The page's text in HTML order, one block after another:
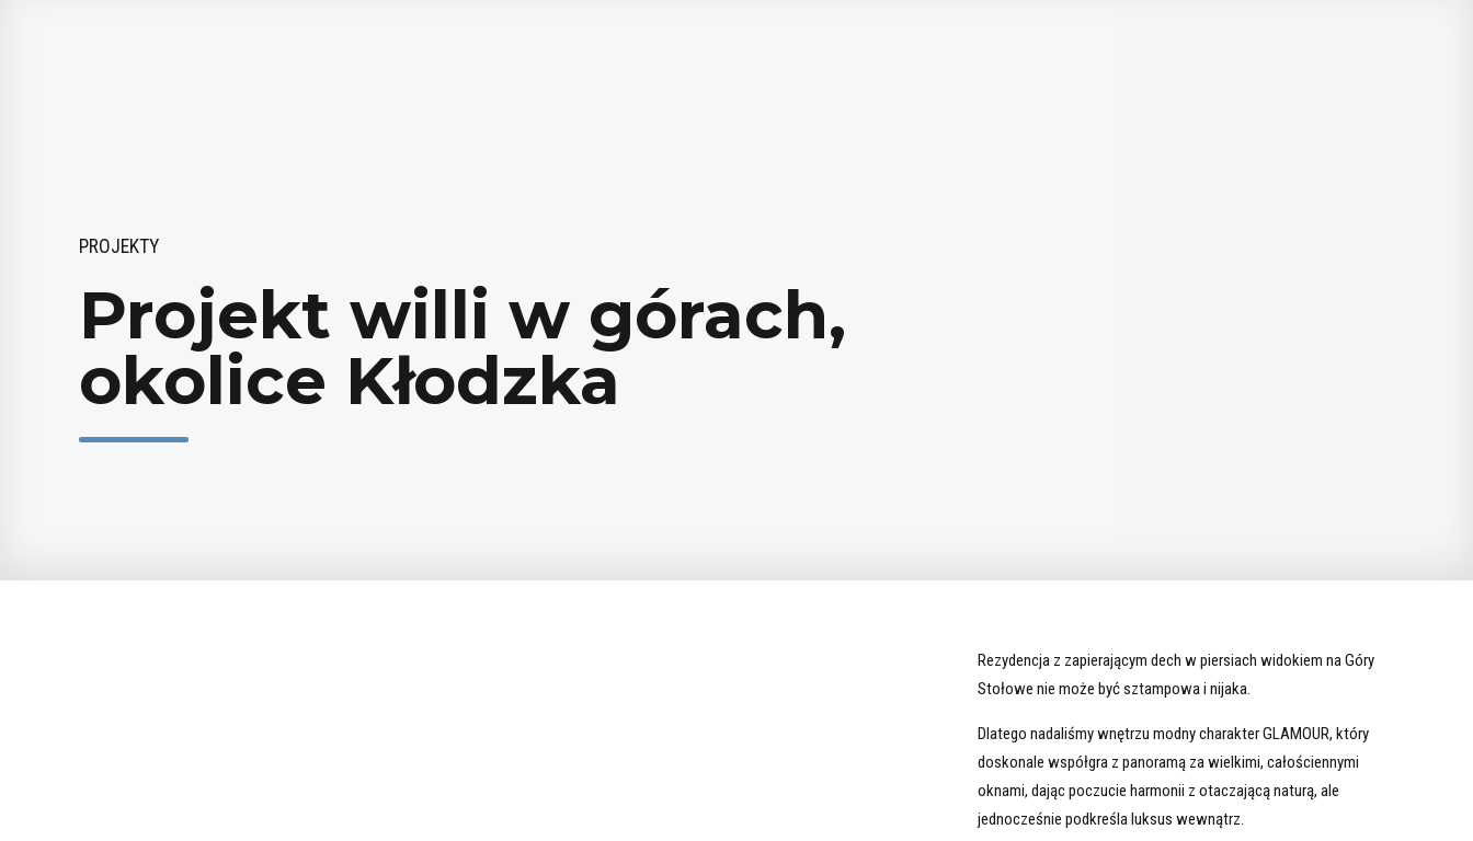
PROJEKTY
Projekt willi w górach,
okolice Kłodzka
Rezydencja z zapierającym dech w piersiach widokiem na Góry
Stołowe nie może być sztampowa i nijaka.
Dlatego nadaliśmy wnętrzu modny charakter GLAMOUR, który
doskonale współgra z panoramą za wielkimi, całościennymi
oknami, dając poczucie harmonii z otaczającą naturą, ale
jednocześnie podkreśla luksus wewnątrz.